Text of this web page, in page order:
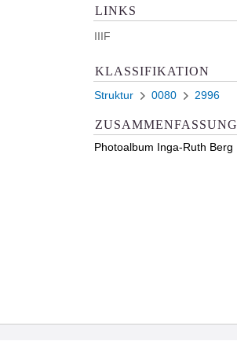
LINKS
IIIF
KLASSIFIKATION
Struktur 0080 2996
ZUSAMMENFASSUNG
Photoalbum Inga-Ruth Berg